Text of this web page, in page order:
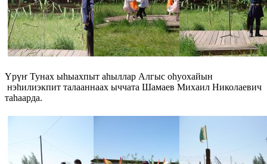
Үрүҥ Тунах ыһыахпыт аһыллар Алгыс оһуохайын
нэһилиэкпит талааннаах ыччата Шамаев Михаил Николаевич
таһаарда.